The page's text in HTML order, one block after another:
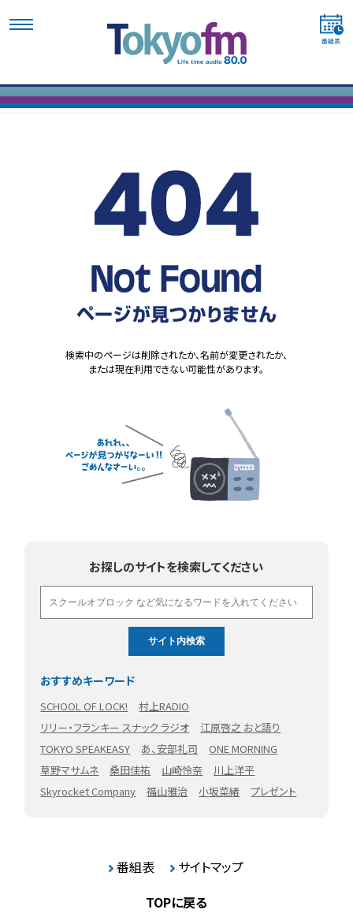
検索中のページは削除されたか、名前が変更されたか、
または現在利用できない可能性があります。
お探しのサイトを検索してください
おすすめキーワード
SCHOOL OF LOCK!
村上RADIO
リリー・フランキー スナック ラジオ
江原啓之 おと語り
TOKYO SPEAKEASY
あ、安部礼司
ONE MORNING
草野マサムネ
桑田佳祐 山崎怜奈
川上洋平
Skyrocket Company
福山雅治 小坂菜緒 プレゼント
番組表
サイトマップ
TOPに戻る